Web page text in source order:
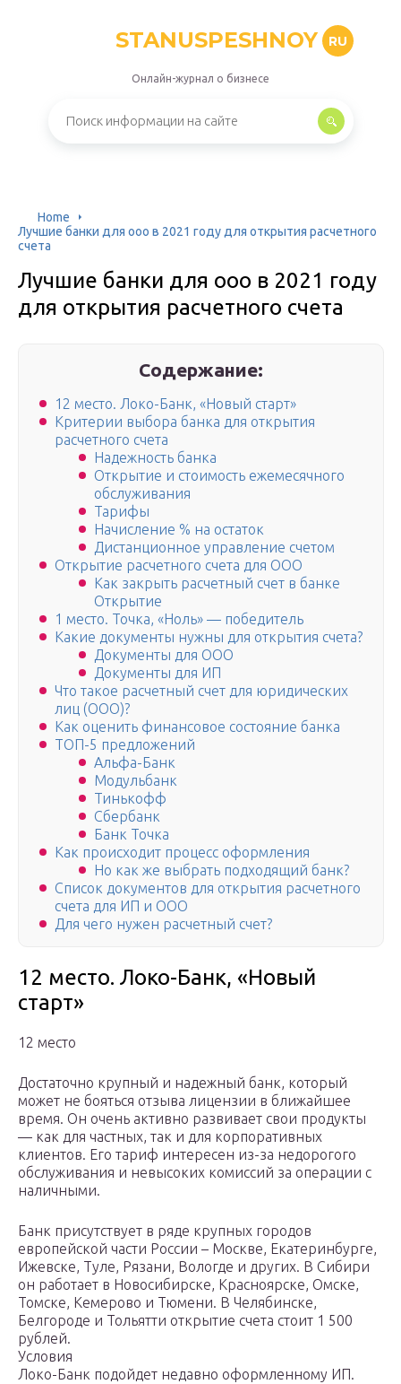
STANUSPESHNOY RU
Онлайн-журнал о бизнесе
Home
Лучшие банки для ооо в 2021 году для открытия расчетного
счета
Лучшие банки для ооо в 2021 году
для открытия расчетного счета
Содержание:
12 место. Локо-Банк, «Новый старт»
Критерии выбора банка для открытия
расчетного счета
Надежность банка
Открытие и стоимость ежемесячного
обслуживания
Тарифы
Начисление % на остаток
Дистанционное управление счетом
Открытие расчетного счета для ООО
Как закрыть расчетный счет в банке
Открытие
1 место. Точка, «Ноль» — победитель
Какие документы нужны для открытия счета?
Документы для ООО
Документы для ИП
Что такое расчетный счет для юридических
лиц (ООО)?
Как оценить финансовое состояние банка
ТОП-5 предложений
Альфа-Банк
Модульбанк
Тинькофф
Сбербанк
Банк Точка
Как происходит процесс оформления
Но как же выбрать подходящий банк?
Список документов для открытия расчетного
счета для ИП и ООО
Для чего нужен расчетный счет?
12 место. Локо-Банк, «Новый
старт»
12 место
Достаточно крупный и надежный банк, который
может не бояться отзыва лицензии в ближайшее
время. Он очень активно развивает свои продукты
— как для частных, так и для корпоративных
клиентов. Его тариф интересен из-за недорогого
обслуживания и невысоких комиссий за операции с
наличными.
Банк присутствует в ряде крупных городов
европейской части России – Москве, Екатеринбурге,
Ижевске, Туле, Рязани, Вологде и других. В Сибири
он работает в Новосибирске, Красноярске, Омске,
Томске, Кемерово и Тюмени. В Челябинске,
Белгороде и Тольятти открытие счета стоит 1 500
рублей.
Условия
Локо-Банк подойдет недавно оформленному ИП.